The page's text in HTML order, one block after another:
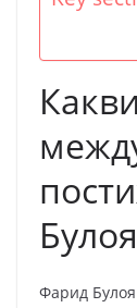
Фарид